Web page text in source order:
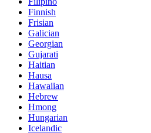
Finnish
Frisian
Galician
Georgian
Gujarati
Haitian
Hausa
Hawaiian
Hebrew
Hmong
Hungarian
Icelandic